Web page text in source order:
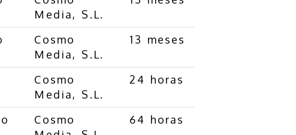
Media, S.L.
Cosmo
Media, S.L.
13 meses
Cosmo
Media, S.L.
24 horas
Cosmo
64 horas